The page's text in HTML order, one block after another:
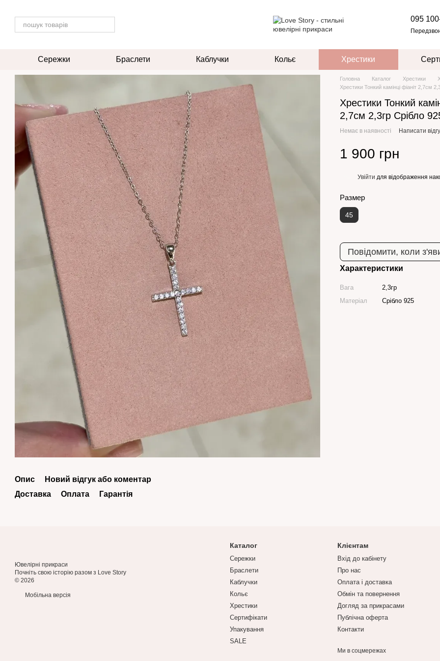
095
Сережки Браслети Каблучки Кольє Хрестики
Опис
Новий відгук або коментар
Доставка
Оплата Гарантія
Головна Каталог Хрестики
Хрестики Тонкий камінці фіаніт 2,7см
Хрестики Тонкий
2,7см 2,3гр Срібло
Немає в наявності Написати
1 900 грн
Увійти для відображення
Размер
45
Повідомити, коли
Характеристики
Вага
2,3гр
Матеріал
Срібло 925
Ювелірні прикраси
Почніть свою історію разом з Love Story
© 2026
Мобільна версія
Каталог
Сережки
Браслети
Каблучки
Кольє
Хрестики
Сертифікати
Упакування
SALE
Клієнтам
Вхід до кабінету
Про нас
Оплата і доставка
Обмін та повернення
Догляд за прикрасами
Публічна оферта
Контакти
Ми в соцмережах